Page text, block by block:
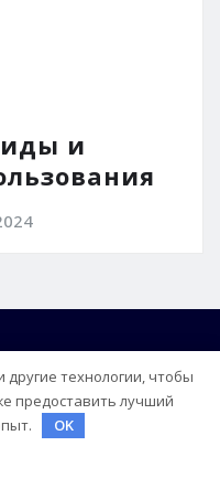
и
другие технологии, чтобы
предоставить лучший
OK